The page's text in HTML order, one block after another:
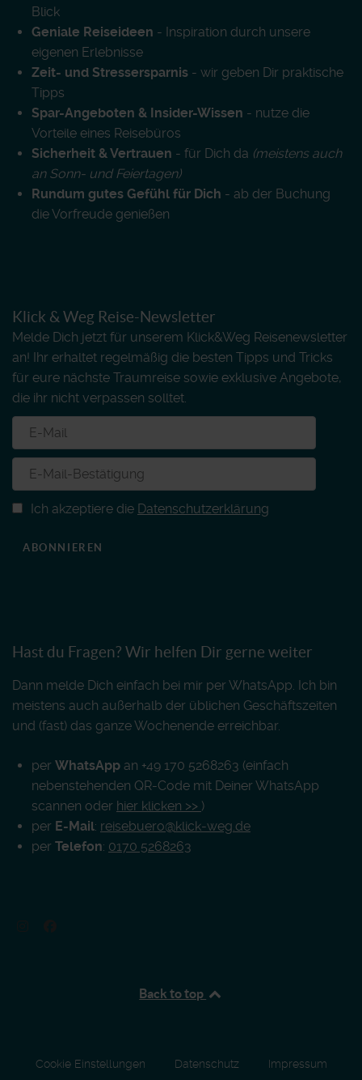
Blick
Geniale Reiseideen - Inspiration durch unsere
eigenen Erlebnisse
Zeit- und Stressersparnis - wir geben Dir praktische
Tipps
Spar-Angeboten & Insider-Wissen - nutze die
Vorteile eines Reisebüros
Sicherheit & Vertrauen - für Dich da (meistens auch
an Sonn- und Feiertagen)
Rundum gutes Gefühl für Dich - ab der Buchung
die Vorfreude genießen
Klick & Weg Reise-Newsletter
Melde Dich jetzt für unserem Klick&Weg Reisenewsletter
an! Ihr erhaltet regelmäßig die besten Tipps und Tricks
für eure nächste Traumreise sowie exklusive Angebote,
die ihr nicht verpassen solltet.
Ich akzeptiere die Datenschutzerklärung
ABONNIEREN
Hast du Fragen? Wir helfen Dir gerne weiter
Dann melde Dich einfach bei mir per WhatsApp. Ich bin
meistens auch außerhalb der üblichen Geschäftszeiten
und (fast) das ganze Wochenende erreichbar.
per WhatsApp an +49 170 5268263 (einfach
nebenstehenden QR-Code mit Deiner WhatsApp
scannen oder hier klicken >> )
per E-Mail: reisebuero@klick-weg.de
per Telefon: 0170 5268263
Back to top
Cookie Einstellungen Datenschutz Impressum